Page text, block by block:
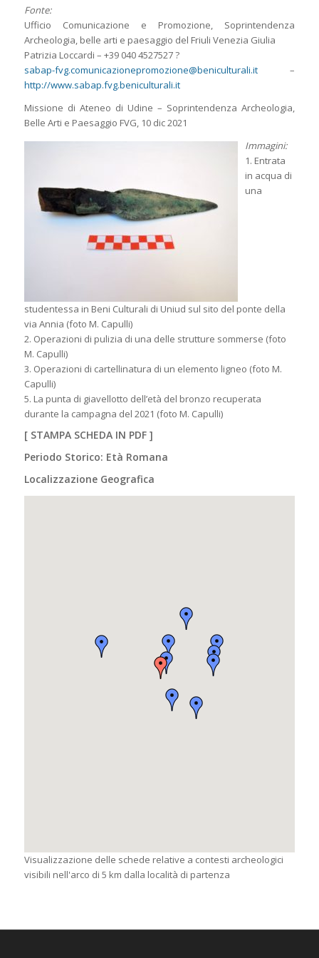
Fonte:
Ufficio Comunicazione e Promozione, Soprintendenza
Archeologia, belle arti e paesaggio del Friuli Venezia Giulia
Patrizia Loccardi – +39 040 4527527 ?
sabap-fvg.comunicazionepromozione@beniculturali.it–
http://www.sabap.fvg.beniculturali.it
Missione di Ateneo di Udine – Soprintendenza Archeologia,
Belle Arti e Paesaggio FVG, 10 dic 2021
Immagini:
1. Entrata
in acqua di
una
studentessa in Beni Culturali di Uniud sul sito del ponte della
via Annia (foto M. Capulli)
2. Operazioni di pulizia di una delle strutture sommerse (foto
M. Capulli)
3. Operazioni di cartellinatura di un elemento ligneo (foto M.
Capulli)
5. La punta di giavellotto dell’età del bronzo recuperata
durante la campagna del 2021 (foto M. Capulli)
[ STAMPA SCHEDA IN PDF]
Periodo Storico: Età Romana
Localizzazione Geografica
Visualizzazione delle schede relative a contesti archeologici
visibili nell'arco di 5 km dalla località di partenza